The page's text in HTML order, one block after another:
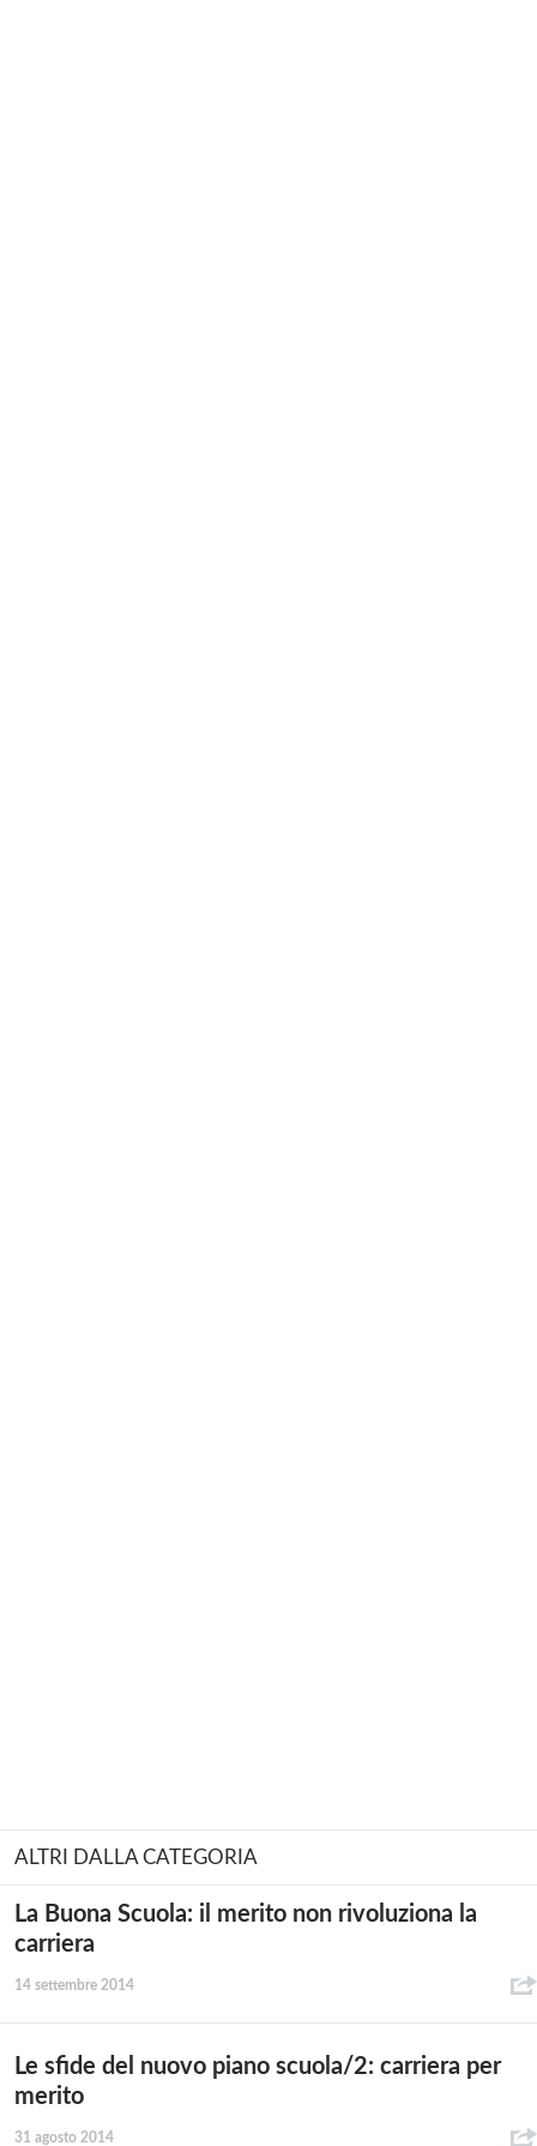
ALTRI DALLA CATEGORIA
La Buona Scuola: il merito non rivoluziona la
carriera
14 settembre 2014
Le sfide del nuovo piano scuola/2: carriera per
merito
31 agosto 2014